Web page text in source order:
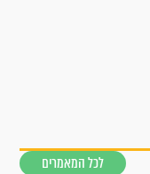
לכל המאמרים